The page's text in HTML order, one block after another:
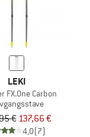
LEKI
FX.One Carbon
€ 137,66 €
4,0(7)